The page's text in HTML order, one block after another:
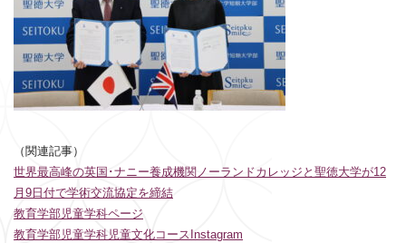
（関連記事）
世界最高峰の英国･ナニー養成機関ノーランドカレッジと聖徳大学が12
月9日付で学術交流協定を締結
教育学部児童学科ページ
教育学部児童学科児童文化コースInstagram